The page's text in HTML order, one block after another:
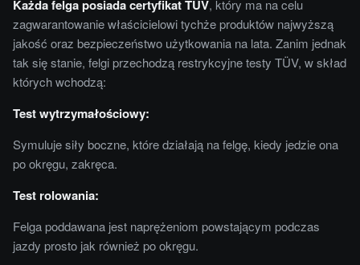
Każda felga posiada certyfikat TÜV, który ma na celu
zagwarantowanie właścicielowi tychże produktów najwyższą
jakość oraz bezpieczeństwo użytkowania na lata. Zanim jednak
tak się stanie, felgi przechodzą restrykcyjne testy TÜV, w skład
których wchodzą:
Test wytrzymałościowy:
Symuluje siły boczne, które działają na felgę, kiedy jedzie ona
po okręgu, zakręca.
Test rolowania:
Felga poddawana jest naprężeniom powstającym podczas
jazdy prosto jak również po okręgu.